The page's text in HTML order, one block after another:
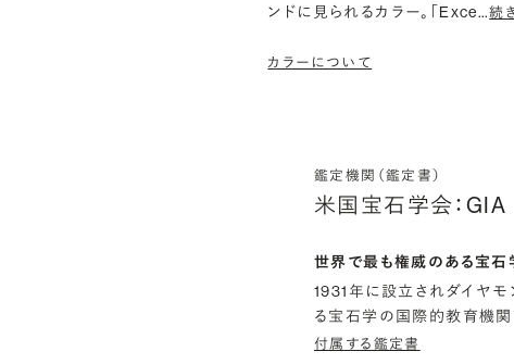
ンドに見られるカラー。「Exce…続
カラーについて
鑑定機関（鑑定書）
米国宝石学会：GIA
世界で最も権威のある宝
1931年に設立されダイヤモ
る宝石学の国際的教育機関
付属する鑑定書